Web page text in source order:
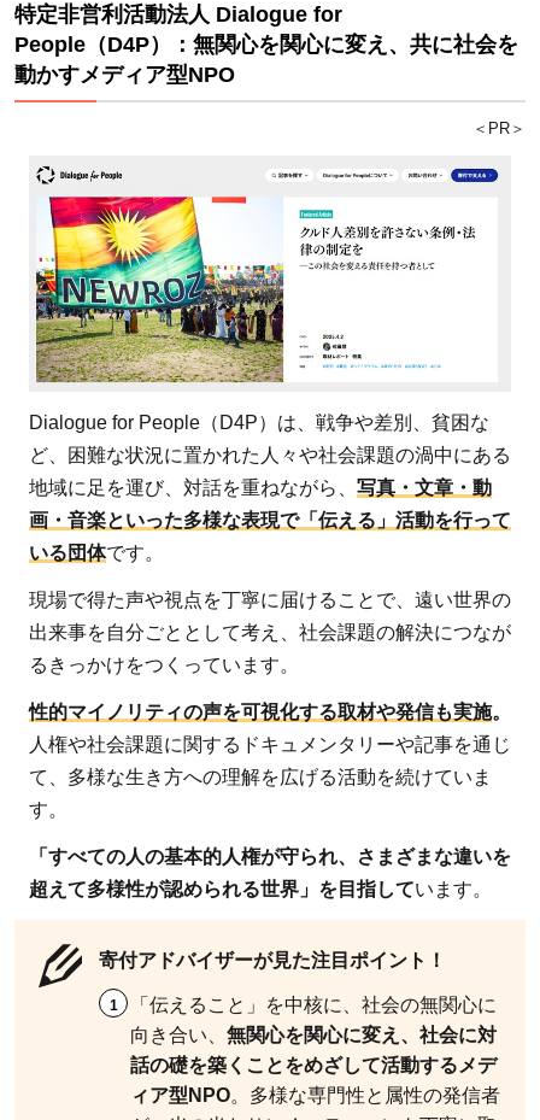
特定非営利活動法人 Dialogue for
People（D4P）：無関心を関心に変え、共に社会を
動かすメディア型NPO
＜PR＞
Dialogue for People（D4P）は、戦争や差別、貧困な
ど、困難な状況に置かれた人々や社会課題の渦中にある
地域に足を運び、対話を重ねながら、 写真・文章・動
画・音楽といった多様な表現で「伝える」活動を行って
いる団体です。
現場で得た声や視点を丁寧に届けることで、遠い世界の
出来事を自分ごととして考え、社会課題の解決につなが
るきっかけをつくっています。
性的マイノリティの声を可視化する取材や発信も実施。
人権や社会課題に関するドキュメンタリーや記事を通じ
て、多様な生き方への理解を広げる活動を続けていま
す。
「すべての人の基本的人権が守られ、さまざまな違いを
超えて多様性が認められる世界」を目指しています。
寄付アドバイザーが見た注目ポイント！
「伝えること」を中核に、社会の無関心に
向き合い、無関心を関心に変え、社会に対
話の礎を築くことをめざして活動するメデ
ィア型NPO 。多様な専門性と属性の発信者